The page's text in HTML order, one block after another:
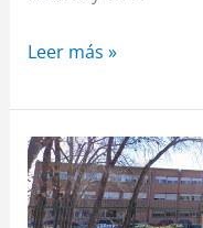
Leer más »
IES
Fco.
Grande